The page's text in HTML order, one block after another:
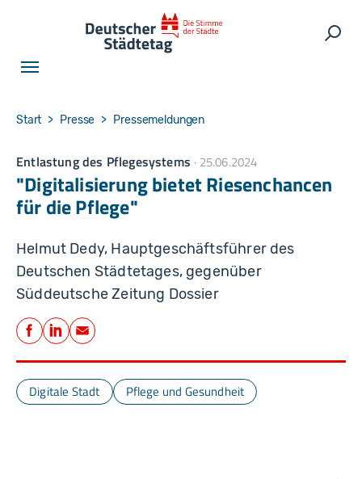
You are here:
Start Presse Pressemeldungen
Entlastung des Pflegesystems 25.06.2024
"Digitalisierung bietet Riesenchancen
für die Pflege"
Helmut Dedy, Hauptgeschäftsführer des
Deutschen Städtetages, gegenüber
Süddeutsche Zeitung Dossier
Teilen
Facebook
LinkedIn
E-Mail
Digitale Stadt Pflege und Gesundheit